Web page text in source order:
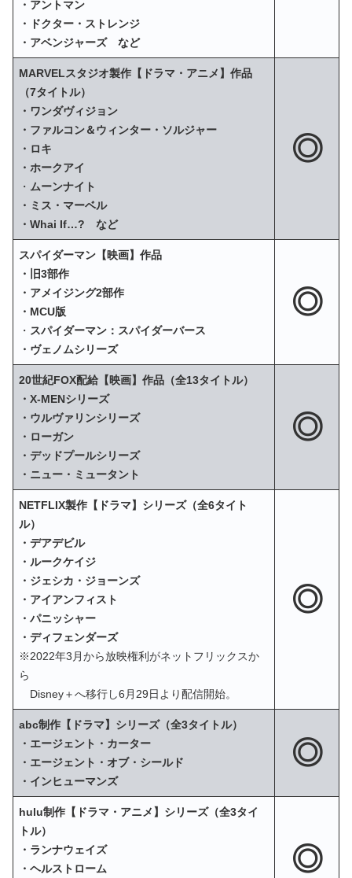
・アントマン
・ドクター・ストレンジ
・アベンジャーズ など
MARVELスタジオ製作【ドラマ・アニメ】作品
（7タイトル）
・ワンダヴィジョン
・ファルコン＆ウィンター・ソルジャー
・ロキ
・ホークアイ
・ ムーンナイト
・ミス・マーベル
・Whai If…? など
◎
スパイダーマン【映画】作品
・旧3部作
・アメイジング2部作
・MCU版
・ スパイダーマン：スパイダーバース
・ヴェノムシリーズ
◎
20世紀FOX配給【映画】作品（全13タイトル）
・X‐MENシリーズ
・ウルヴァリンシリーズ
・ローガン
・デッドプールシリーズ
・ニュー・ミュータント
◎
NETFLIX製作【ドラマ】シリーズ（全6タイト
ル）
・デアデビル
・ルークケイジ
・ジェシカ・ジョーンズ
・アイアンフィスト
・パニッシャー
・ディフェンダーズ
※2022年3月から放映権利がネットフリックスか
ら
Disney＋へ移行し6月29日より配信開始。
◎
abc制作【ドラマ】シリーズ（全3タイトル）
・エージェント・カーター
・エージェント・オブ・シールド
・インヒューマンズ
◎
hulu制作【ドラマ・アニメ】シリーズ（全3タイ
トル）
・ランナウェイズ
・ヘルストローム
◎